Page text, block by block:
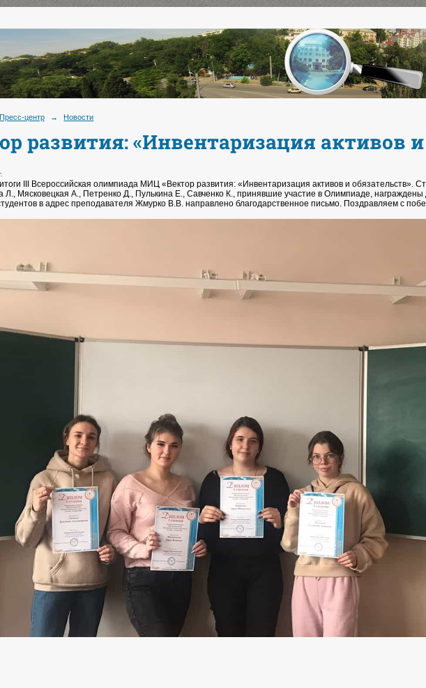
Пресс-центр → Новости
развития: «Инвентаризация активов и
III Всероссийская олимпиада МИЦ «Вектор развития: «Инвентаризация активов и обязательств».
Л., Мясковецкая А., Петренко Д., Пулькина Е., Савченко К., принявшие участие в Олимпиаде,
в адрес преподавателя Жмурко В.В. направлено благодарственное письмо. Поздравляем с